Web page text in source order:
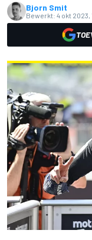
Bjorn Smit
Bewerkt: 4 okt 2023,